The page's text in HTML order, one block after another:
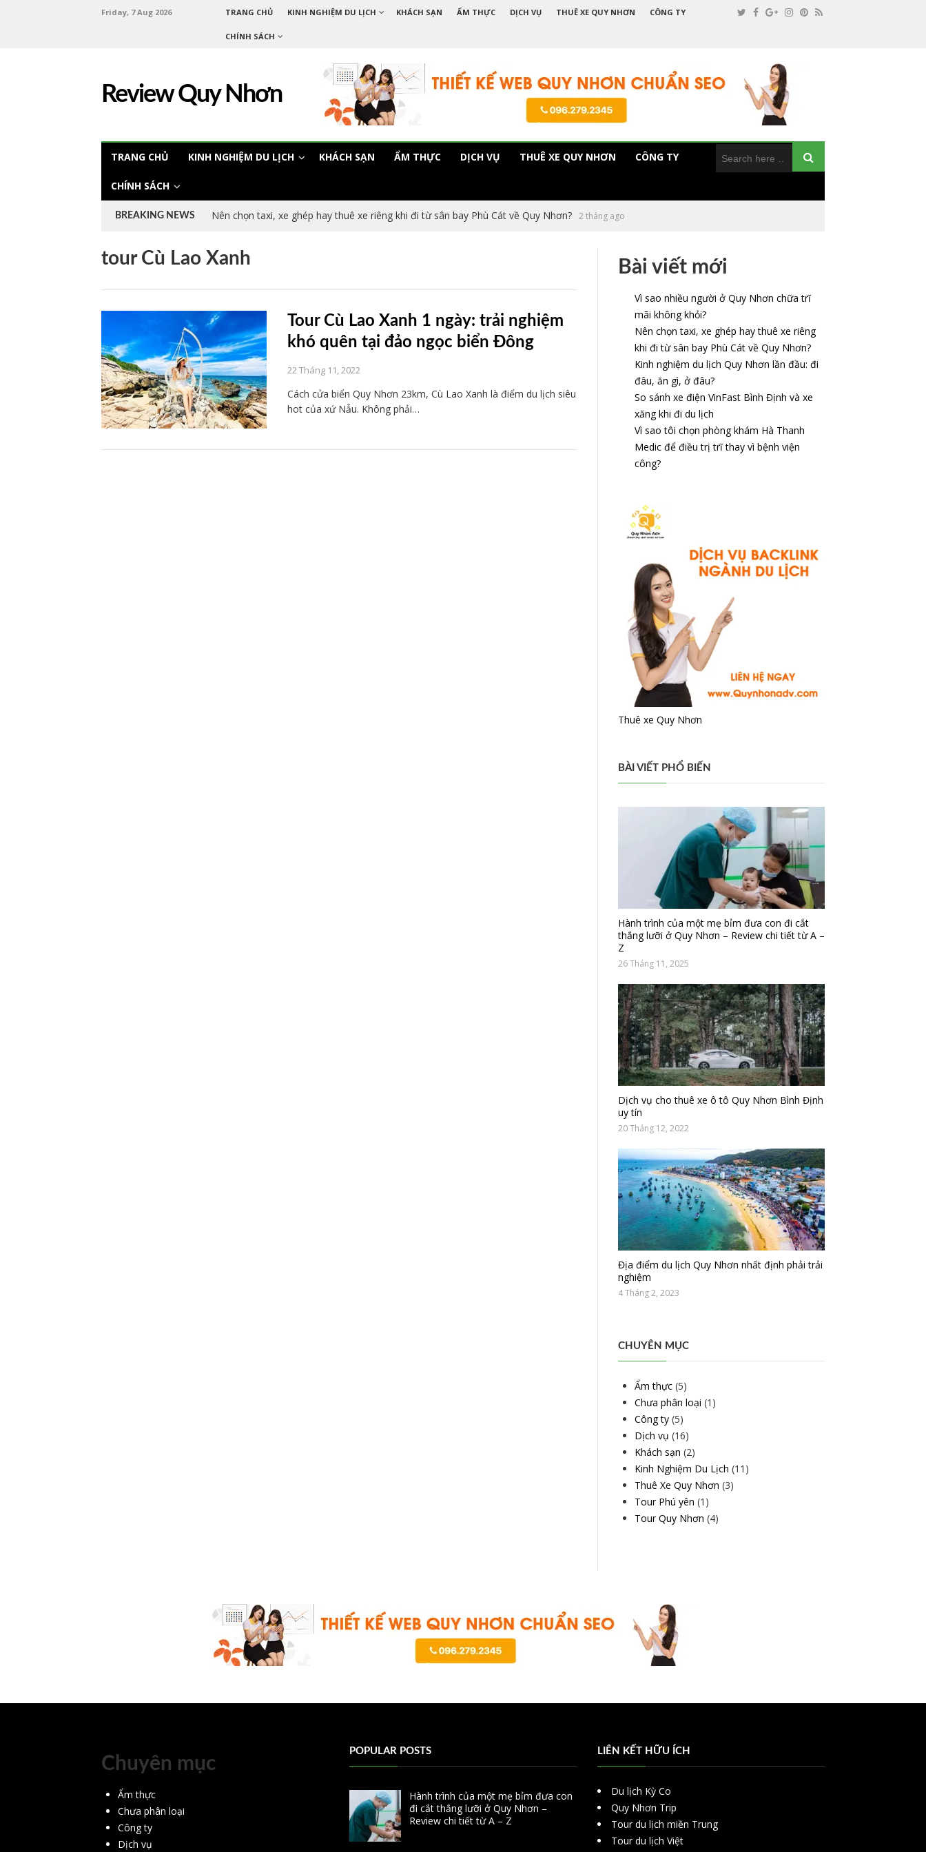
Friday, 7 Aug 2026 TRANG CHỦ KINH NGHIỆM DU LỊCH KHÁCH SẠN ẨM THỰC DỊCH VỤ THUÊ XE QUY NHƠN CÔNG TY
CHÍNH SÁCH
Review Quy Nhơn
TRANG CHỦ KINH NGHIỆM DU LỊCH KHÁCH SẠN ẨM THỰC DỊCH VỤ THUÊ XE QUY NHƠN CÔNG TY
CHÍNH SÁCH
BREAKING NEWS Nên chọn taxi, xe ghép hay thuê xe riêng khi đi từ sân bay Phù Cát về Quy Nhơn? 2 tháng ago
tour Cù Lao Xanh
Tour Cù Lao Xanh 1 ngày: trải nghiệm
khó quên tại đảo ngọc biển Đông
22 Tháng 11, 2022
Cách cửa biển Quy Nhơn 23km, Cù Lao Xanh là điểm du lịch siêu
hot của xứ Nẫu. Không phải…
Bài viết mới
Vì sao nhiều người ở Quy Nhơn chữa trĩ
mãi không khỏi?
Nên chọn taxi, xe ghép hay thuê xe riêng
khi đi từ sân bay Phù Cát về Quy Nhơn?
Kinh nghiệm du lịch Quy Nhơn lần đầu: đi
đâu, ăn gì, ở đâu?
So sánh xe điện VinFast Bình Định và xe
xăng khi đi du lịch
Vì sao tôi chọn phòng khám Hà Thanh
Medic để điều trị trĩ thay vì bệnh viện
công?
Thuê xe Quy Nhơn
BÀI VIẾT PHỔ BIẾN
Hành trình của một mẹ bỉm đưa con đi cắt
thắng lưỡi ở Quy Nhơn – Review chi tiết từ A –
Z
26 Tháng 11, 2025
Dịch vụ cho thuê xe ô tô Quy Nhơn Bình Định
uy tín
20 Tháng 12, 2022
Địa điểm du lịch Quy Nhơn nhất định phải trải
nghiệm
4 Tháng 2, 2023
CHUYÊN MỤC
Ẩm thực (5)
Chưa phân loại (1)
Công ty (5)
Dịch vụ (16)
Khách sạn (2)
Kinh Nghiệm Du Lịch (11)
Thuê Xe Quy Nhơn (3)
Tour Phú yên (1)
Tour Quy Nhơn (4)
Chuyên mục
Ẩm thực
Chưa phân loại
Công ty
Dịch vụ
POPULAR POSTS
Hành trình của một mẹ bỉm đưa con
đi cắt thắng lưỡi ở Quy Nhơn –
Review chi tiết từ A – Z
LIÊN KẾT HỮU ÍCH
Du lịch Kỳ Co
Quy Nhơn Trip
Tour du lịch miền Trung
Tour du lịch Việt